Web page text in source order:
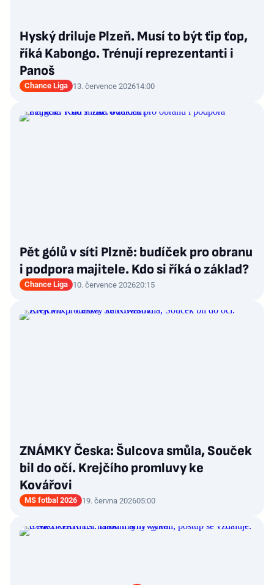
Hyský driluje Plzeň. Musí to být ťip ťop,
říká Kabongo. Trénují reprezentanti i
Panoš
Chance Liga 13. července 202614:00
Pět gólů v síti Plzně: budíček pro obranu
i podpora majitele. Kdo si říká o základ?
Chance Liga 10. července 202620:15
ZNÁMKY Česka: Šulcova smůla, Souček
bil do očí. Krejčího promluvy ke
Kovářovi
MS fotbal 2026 19. června 202605:00